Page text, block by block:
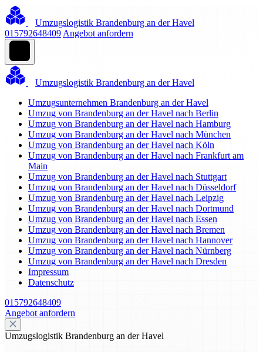
Umzugslogistik Brandenburg an der Havel
015792648409 Angebot anfordern
Umzugslogistik Brandenburg an der Havel
Umzugsunternehmen Brandenburg an der Havel
Umzug von Brandenburg an der Havel nach Berlin
Umzug von Brandenburg an der Havel nach Hamburg
Umzug von Brandenburg an der Havel nach München
Umzug von Brandenburg an der Havel nach Köln
Umzug von Brandenburg an der Havel nach Frankfurt am
Main
Umzug von Brandenburg an der Havel nach Stuttgart
Umzug von Brandenburg an der Havel nach Düsseldorf
Umzug von Brandenburg an der Havel nach Leipzig
Umzug von Brandenburg an der Havel nach Dortmund
Umzug von Brandenburg an der Havel nach Essen
Umzug von Brandenburg an der Havel nach Bremen
Umzug von Brandenburg an der Havel nach Hannover
Umzug von Brandenburg an der Havel nach Nürnberg
Umzug von Brandenburg an der Havel nach Dresden
Impressum
Datenschutz
015792648409
Angebot anfordern
Umzugslogistik Brandenburg an der Havel